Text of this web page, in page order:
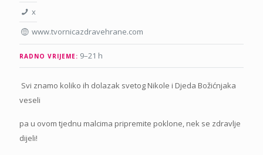
x
www.tvornicazdravehrane.com
RADNO VRIJEME: 9–21 h
Svi znamo koliko ih dolazak svetog Nikole i Djeda Božićnjaka
veseli
pa u ovom tjednu malcima pripremite poklone, nek se zdravlje
dijeli!